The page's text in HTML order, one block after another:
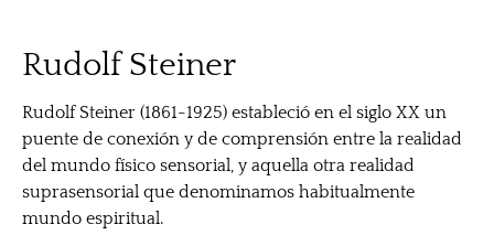
Rudolf Steiner
Rudolf Steiner (1861-1925) estableció en el siglo XX un
puente de conexión y de comprensión entre la realidad
del mundo físico sensorial, y aquella otra realidad
suprasensorial que denominamos habitualmente
mundo espiritual.